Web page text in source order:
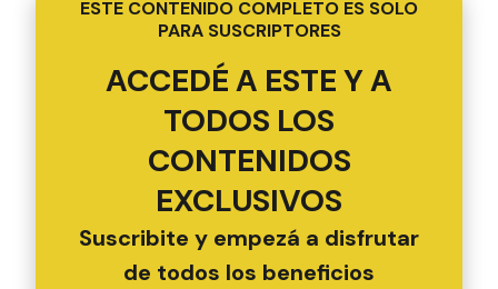
ESTE CONTENIDO COMPLETO ES SOLO
PARA SUSCRIPTORES
ACCEDÉ A ESTE Y A
TODOS LOS
CONTENIDOS
EXCLUSIVOS
Suscribite y empezá a disfrutar
de todos los beneficios